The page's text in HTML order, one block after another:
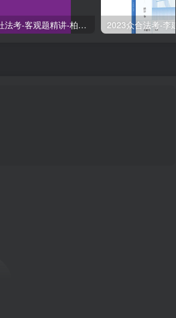
2022柏杜法考-客观题精讲-柏浪涛刑法攻略.pdf